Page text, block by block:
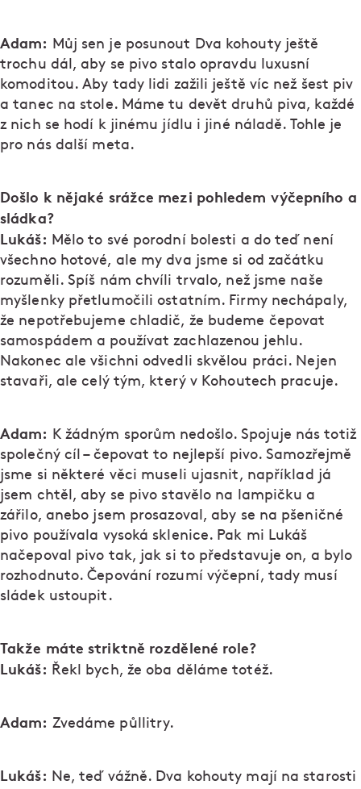
Adam:
Můj sen je posunout Dva kohouty ještě
trochu dál, aby se pivo stalo opravdu luxusní
komoditou. Aby tady lidi zažili ještě víc než šest piv
a tanec na stole. Máme tu devět druhů piva, každé
z nich se hodí k jinému jídlu i jiné náladě. Tohle je
pro nás další meta.
Došlo k nějaké srážce mezi pohledem výčepního a
sládka?
Lukáš: Mělo to své porodní bolesti a do teď není
všechno hotové, ale my dva jsme si od začátku
rozuměli. Spíš nám chvíli trvalo, než jsme naše
myšlenky přetlumočili ostatním. Firmy nechápaly,
že nepotřebujeme chladič, že budeme čepovat
samospádem a používat zachlazenou jehlu.
Nakonec ale všichni odvedli skvělou práci. Nejen
stavaři, ale celý tým, který v Kohoutech pracuje.
Adam:
K žádným sporům nedošlo. Spojuje nás totiž
společný cíl – čepovat to nejlepší pivo. Samozřejmě
jsme si některé věci museli ujasnit, například já
jsem chtěl, aby se pivo stavělo na lampičku a
zářilo, anebo jsem prosazoval, aby se na pšeničné
pivo používala vysoká sklenice. Pak mi Lukáš
načepoval pivo tak, jak si to představuje on, a bylo
rozhodnuto. Čepování rozumí výčepní, tady musí
sládek ustoupit.
Takže máte striktně rozdělené role?
Lukáš: Řekl bych, že oba děláme totéž.
Adam: Zvedáme půllitry.
Lukáš: Ne, teď vážně. Dva kohouty mají na starosti